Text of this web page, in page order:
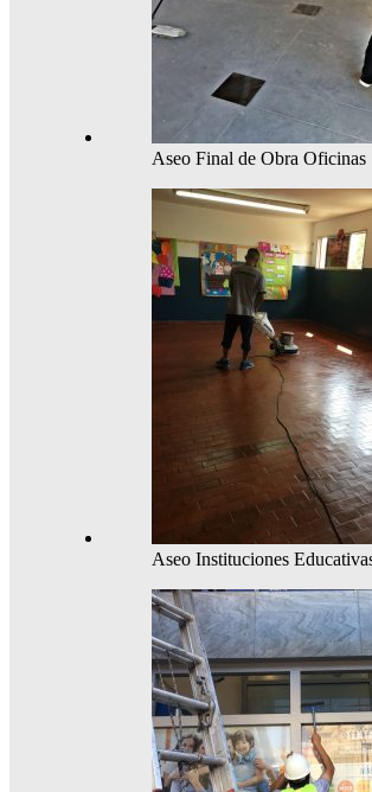
Aseo Final de Obra Oficinas
Aseo Instituciones